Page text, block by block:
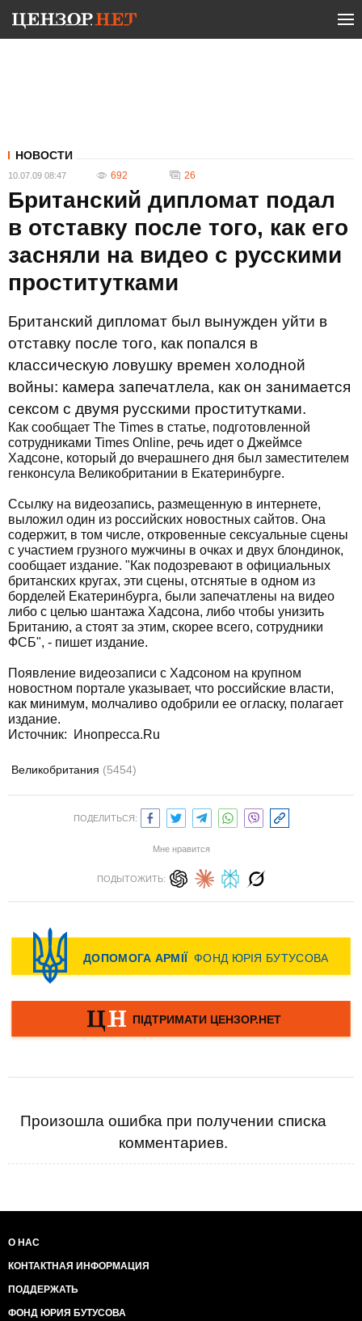
НОВОСТИ
10.07.09 08:47 692 26
Британский дипломат подал
в отставку после того, как его
засняли на видео с русскими
проститутками
Британский дипломат был вынужден уйти в
отставку после того, как попался в
классическую ловушку времен холодной
войны: камера запечатлела, как он занимается
сексом с двумя русскими проститутками.
Как сообщает The Times в статье, подготовленной
сотрудниками Times Online, речь идет о Джеймсе
Хадсоне, который до вчерашнего дня был заместителем
генконсула Великобритании в Екатеринбурге.
Ссылку на видеозапись, размещенную в интернете,
выложил один из российских новостных сайтов. Она
содержит, в том числе, откровенные сексуальные сцены
с участием грузного мужчины в очках и двух блондинок,
сообщает издание. "Как подозревают в официальных
британских кругах, эти сцены, отснятые в одном из
борделей Екатеринбурга, были запечатлены на видео
либо с целью шантажа Хадсона, либо чтобы унизить
Британию, а стоят за этим, скорее всего, сотрудники
ФСБ", - пишет издание.
Появление видеозаписи с Хадсоном на крупном
новостном портале указывает, что российские власти,
как минимум, молчаливо одобрили ее огласку, полагает
издание.
Источник:
Инопресса.Ru
Великобритания (5454)
ПОДЕЛИТЬСЯ:
Мне нравится
ПОДЫТОЖИТЬ:
Произошла ошибка при получении списка
комментариев.
О НАС
КОНТАКТНАЯ ИНФОРМАЦИЯ
ПОДДЕРЖАТЬ
ФОНД ЮРИЯ БУТУСОВА